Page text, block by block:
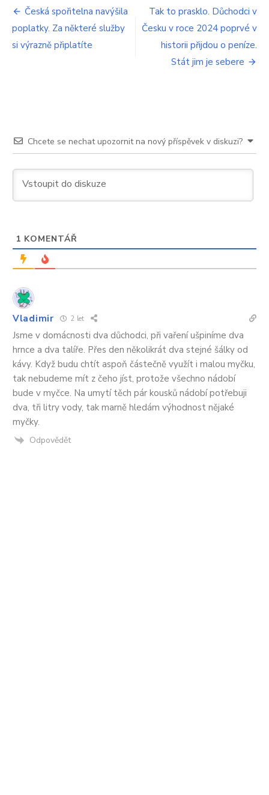
chybu,
málokdo
to
uhodne
Navigace
pro
příspěvek
Česká spořitelna navýšila
poplatky. Za některé služby
si výrazně připlatíte
Tak to prasklo. Důchodci v
Česku v roce 2024 poprvé v
historii přijdou o peníze.
Stát jim je sebere
Chcete se nechat upozornit na nový příspěvek v diskuzi?
1 KOMENTÁŘ
Vladimir 2 let
Jsme v domácnosti dva důchodci, při vaření ušpiníme dva
hrnce a dva talíře. Přes den několikrát dva stejné šálky od
kávy. Když budu chtít aspoň částečně využít i malou myčku,
tak nebudeme mít z čeho jíst, protože všechno nádobí
bude v myčce. Na umytí těch pár kousků nádobí potřebuji
dva, tři litry vody, tak marně hledám výhodnost nějaké
myčky.
Odpovědět